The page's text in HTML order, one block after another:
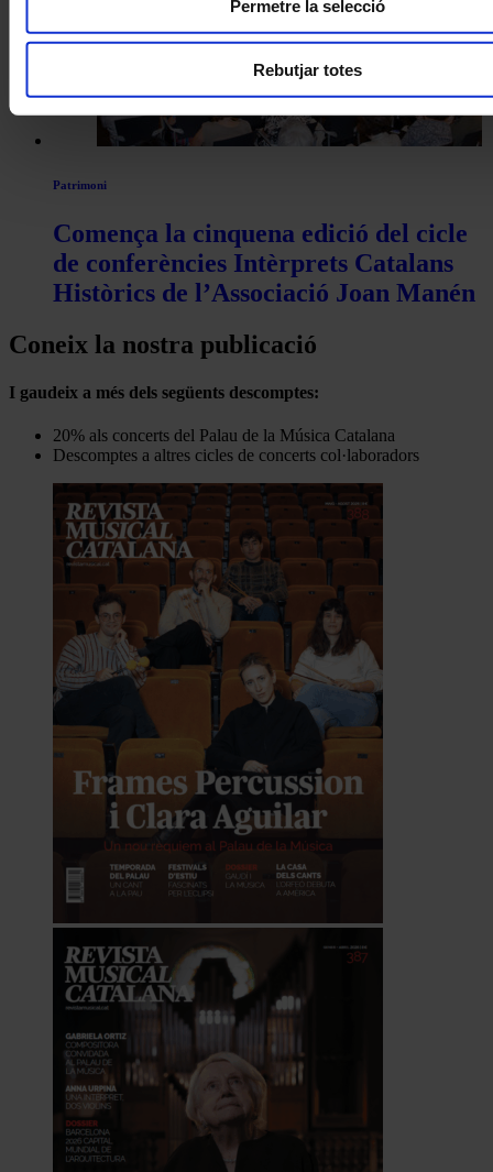
Permetre la selecció
Rebutjar totes
Patrimoni
Comença la cinquena edició del cicle
de conferències Intèrprets Catalans
Històrics de l’Associació Joan Manén
Coneix la nostra publicació
I gaudeix a més dels següents descomptes:
20% als concerts del Palau de la Música Catalana
Descomptes a altres cicles de concerts col·laboradors